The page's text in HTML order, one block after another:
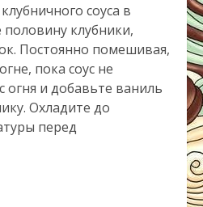
соуса в
клубники,
Постоянно помешивая,
пока соус не
огня и добавьте ваниль
Охладите до
перед